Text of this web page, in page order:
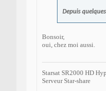
Depuis
Bonsoir,
oui, chez moi aussi.
Starsat SR2000 HD
Serveur Star-share